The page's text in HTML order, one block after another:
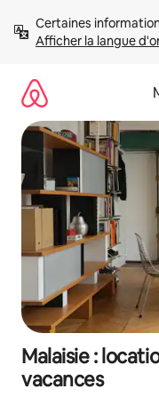
directement
Afficher la langue
Malaisie :
vacances